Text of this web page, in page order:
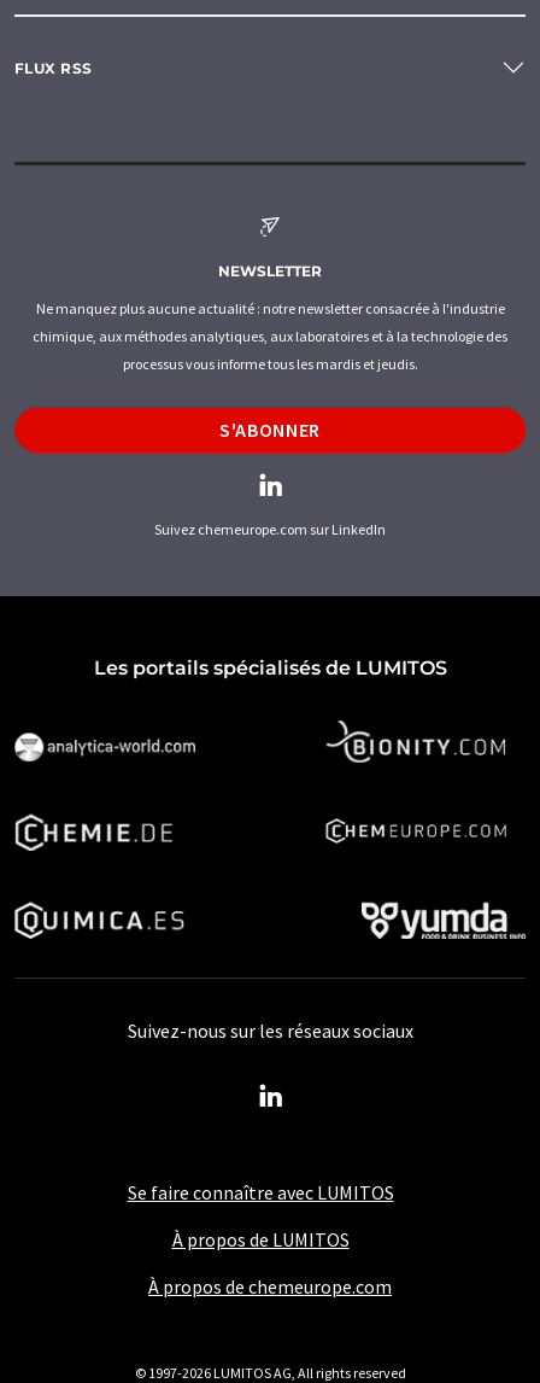
FLUX RSS
NEWSLETTER
Ne manquez plus aucune actualité : notre newsletter consacrée à l'industrie
chimique, aux méthodes analytiques, aux laboratoires et à la technologie des
processus vous informe tous les mardis et jeudis.
S'ABONNER
Suivez chemeurope.com sur LinkedIn
Les portails spécialisés de LUMITOS
Se faire connaître avec LUMITOS
À propos de LUMITOS
À propos de chemeurope.com
Suivez-nous sur les réseaux sociaux
© 1997-2026 LUMITOS AG, All rights reserved